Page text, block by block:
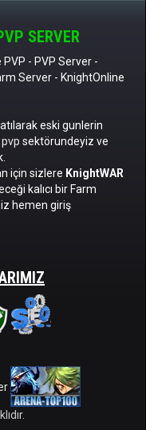
SERVER
PVP - PVP Server -
Server - KnightOnline
eski gunlerin
sektörundeyiz ve
için sizlere KnightWAR
kalıcı bir Farm
hemen giriş